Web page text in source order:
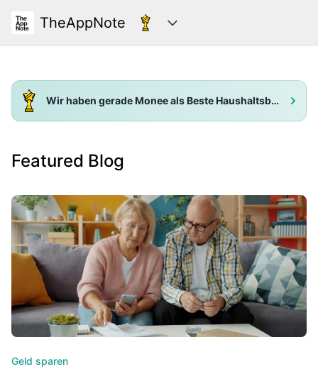
TheAppNote Kategorien
Wir haben gerade Monee als Beste Haushaltsbuch App 2025 ausgezeichnet!
TheAppNote - Finanztipps & smarte Alltagslösungen
Featured Blog
Geld sparen